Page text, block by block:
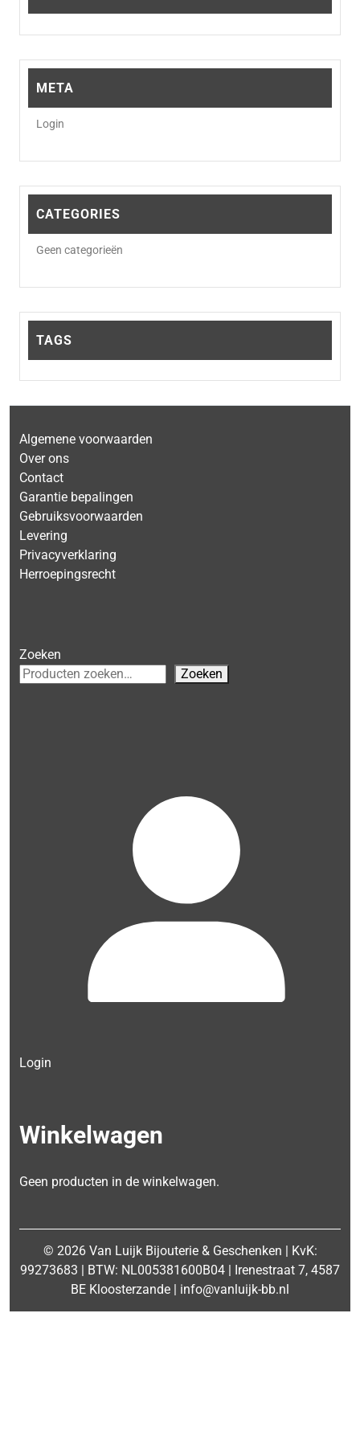
META
Login
CATEGORIES
Geen categorieën
TAGS
Algemene voorwaarden
Over ons
Contact
Garantie bepalingen
Gebruiksvoorwaarden
Levering
Privacyverklaring
Herroepingsrecht
Zoeken
Zoeken
Login
Winkelwagen
Geen producten in de winkelwagen.
© 2026 Van Luijk Bijouterie & Geschenken | KvK:
99273683 | BTW: NL005381600B04 | Irenestraat 7, 4587
BE Kloosterzande | info@vanluijk-bb.nl